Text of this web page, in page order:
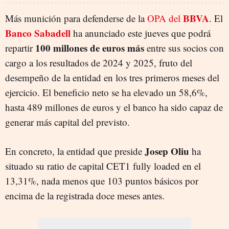
Más munición para defenderse de laOPA del BBVA. El
Banco Sabadell ha anunciado este jueves que podrá
repartir 100 millones de euros más entre sus socios con
cargo a los resultados de 2024 y 2025, fruto del
desempeño de la entidad en los tres primeros meses del
ejercicio. El beneficio neto se ha elevado un 58,6%,
hasta 489 millones de euros y el banco ha sido capaz de
generar más capital del previsto.
En concreto, la entidad que preside Josep Oliu ha
situado su ratio de capital CET1 fully loaded en el
13,31%, nada menos que 103 puntos básicos por
encima de la registrada doce meses antes.